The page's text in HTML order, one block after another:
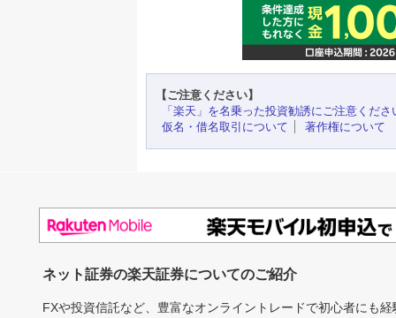
【ご注意ください】
「楽天」を名乗った投資勧誘にご注意くださ
仮名・借名取引について
著作権について
ネット証券の楽天証券についてのご紹介
FXや投資信託など、豊富なオンライントレードで初心者にも